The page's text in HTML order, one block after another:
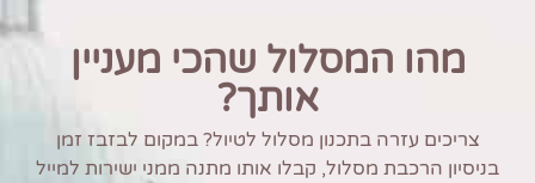
מהו המסלול שהכי מעניין
אותך?
צריכים עזרה בתכנון מסלול לטיול? במקום לבזבז זמן
בניסיון הרכבת מסלול, קבלו אותו מתנה ממני ישירות למייל